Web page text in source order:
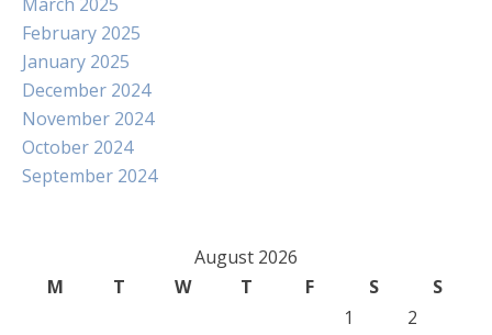
February 2025
January 2025
December 2024
November 2024
October 2024
September 2024
August 2026
M
T W T F S
S
1
2